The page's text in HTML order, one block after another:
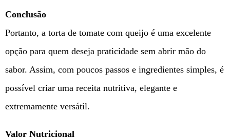
Conclusão
Portanto, a torta de tomate com queijo é uma excelente
opção para quem deseja praticidade sem abrir mão do
sabor. Assim, com poucos passos e ingredientes simples, é
possível criar uma receita nutritiva, elegante e
extremamente versátil.
Valor Nutricional